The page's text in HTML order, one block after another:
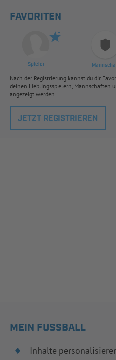
FAVORITEN
Spieler
Nach der Registrierung kannst du dir
deinen Lieblingsspielern, Mannschaften
angezeigt werden.
JETZT REGISTRIEREN
MEIN FUSSBALL
Inhalte